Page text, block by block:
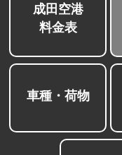
成田空港
料金表
車種・荷物